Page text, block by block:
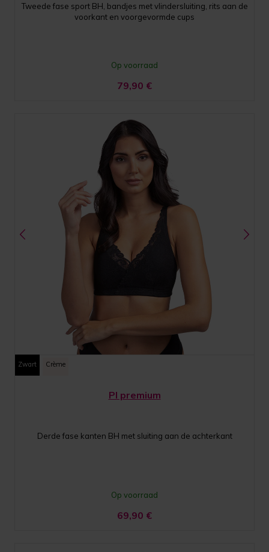
Tweede fase sport BH, bandjes met vlindersluiting, rits aan de
voorkant en voorgevormde cups
Op voorraad
79,90 €
Zwart Crème
PI premium
Derde fase kanten BH met sluiting aan de achterkant
Op voorraad
69,90 €